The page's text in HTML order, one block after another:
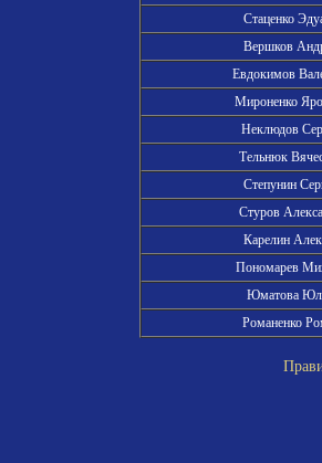
Стаценко
Вершков
Евдокимов
Мироненко
Неклюдов
Тельнюк
Степунин
Стуров
Карелин
Пономарев
Юматова
Романенко